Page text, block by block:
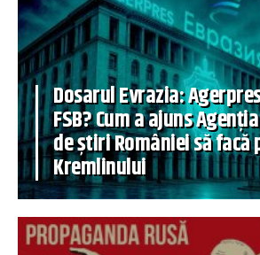
Dosarul Evrazia:
FSB? Cum a ajuns
de știri României să facă
Kremlinului